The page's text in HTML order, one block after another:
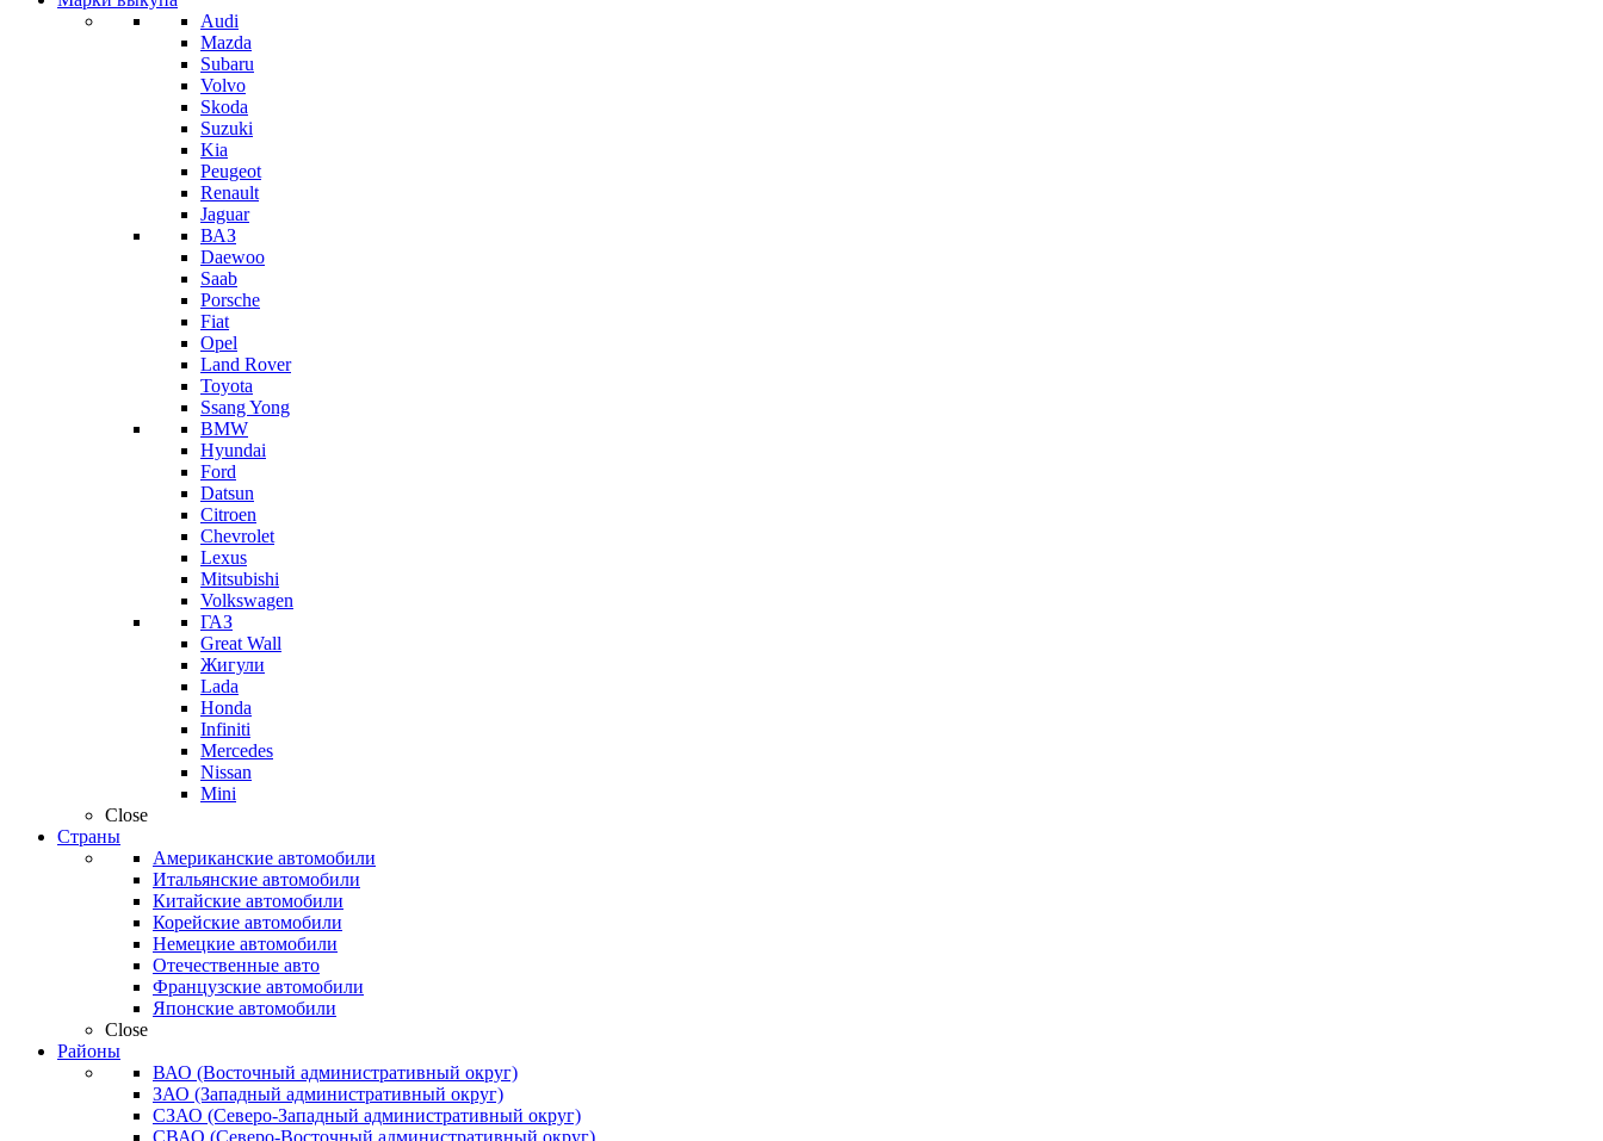
Audi
Mazda
Subaru
Volvo
Skoda
Suzuki
Kia
Peugeot
Renault
Jaguar
ВАЗ
Daewoo
Saab
Porsche
Fiat
Opel
Land Rover
Toyota
Ssang Yong
BMW
Hyundai
Ford
Datsun
Citroen
Chevrolet
Lexus
Mitsubishi
Volkswagen
ГАЗ
Great Wall
Жигули
Lada
Honda
Infiniti
Mercedes
Nissan
Mini
Close
Страны
Американские автомобили
Итальянские автомобили
Китайские автомобили
Корейские автомобили
Немецкие автомобили
Отечественные авто
Французские автомобили
Японские автомобили
Close
Районы
ВАО (Восточный административный округ)
ЗАО (Западный административный округ)
СЗАО (Северо-Западный административный округ)
СВАО (Северо-Восточный административный округ)